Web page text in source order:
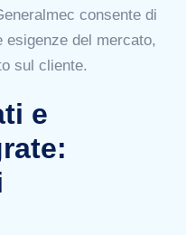
consente di
esigenze del mercato,
sul cliente.
e